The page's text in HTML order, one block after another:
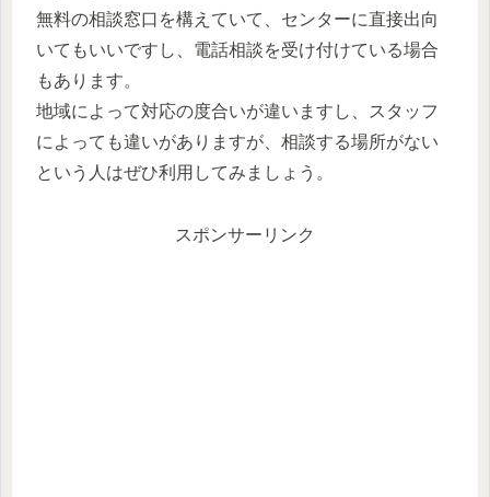
無料の相談窓口を構えていて、センターに直接出向
いてもいいですし、電話相談を受け付けている場合
もあります。
地域によって対応の度合いが違いますし、スタッフ
によっても違いがありますが、相談する場所がない
という人はぜひ利用してみましょう。
スポンサーリンク